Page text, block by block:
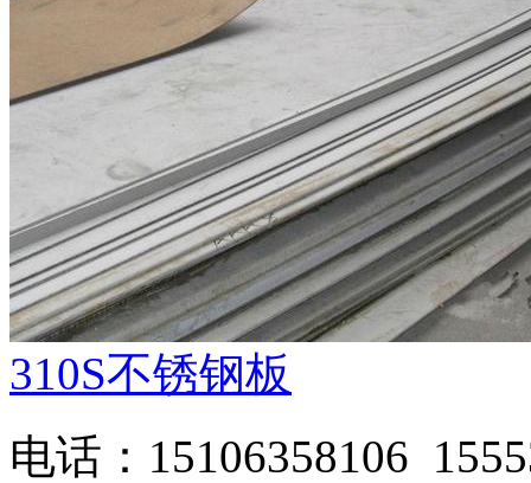
310S不锈钢板
电话：15106358106